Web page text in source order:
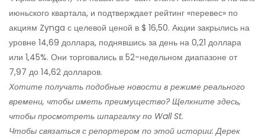
июньского квартала, и подтверждает рейтинг «перевес» по
акциям Zynga с целевой ценой в $ 16,50. Акции закрылись на
уровне 14,69 доллара, поднявшись за день на 0,21 доллара
или 1,45%. Они торговались в 52-недельном диапазоне от
7,97 до 14,62 долларов.
Хотите получать подобные новости в режиме реального
времени, чтобы иметь преимущество? Щелкните здесь,
чтобы просмотреть шпаргалку по Wall St.
Чтобы связаться с репортером по этой истории: Дерек